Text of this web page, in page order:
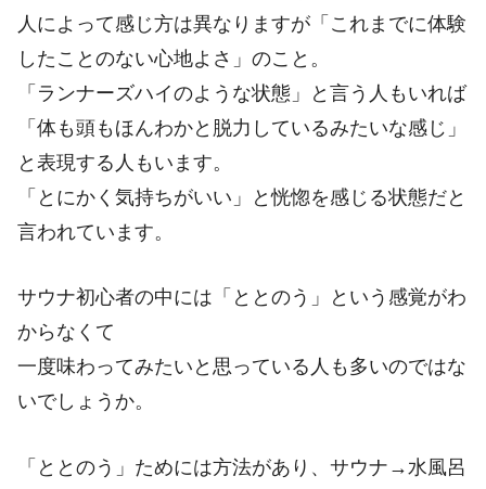
人によって感じ方は異なりますが「これまでに体験
したことのない心地よさ」のこと。
「ランナーズハイのような状態」と言う人もいれば
「体も頭もほんわかと脱力しているみたいな感じ」
と表現する人もいます。
「とにかく気持ちがいい」と恍惚を感じる状態だと
言われています。
サウナ初心者の中には「ととのう」という感覚がわ
からなくて
一度味わってみたいと思っている人も多いのではな
いでしょうか。
「ととのう」ためには方法があり、サウナ→水風呂